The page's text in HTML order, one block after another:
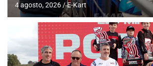
4 agosto, 2026 E-Kart